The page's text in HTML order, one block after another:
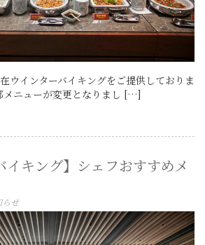
ウインターバイキングをご提供しておりま
メニューが変更となりまし […]
イキング】シェフおすすめメ
らせ